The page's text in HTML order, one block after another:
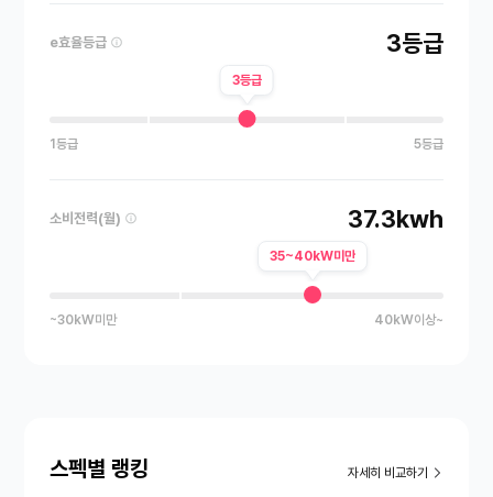
e효율등급 3등급
3등급
1등급 5등급
소비전력(월) 37.3kwh
35~40kW미만
~30kW미만 40kW이상~
스펙별 랭킹 자세히 비교하기